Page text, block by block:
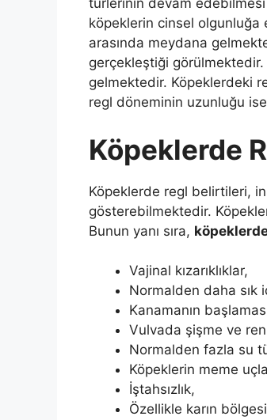
türlerinin devam
köpeklerin cinsel olgunluğa
arasında meydana
gerçekleştiği
gelmektedir. Köpeklerdeki
regl döneminin uzunluğu
Köpeklerde
Köpeklerde regl belirtileri,
gösterebilmektedir.
Bunun yanı sıra,
Vajinal kızarıklıklar,
Normalden daha sık
Kanamanın
Vulvada şişme ve
Normalden fazla su
Köpeklerin meme
İştahsızlık,
Özellikle karın